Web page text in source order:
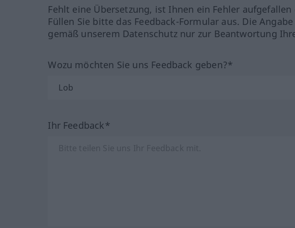
Fehlt eine Übersetzung, ist Ihnen ein Fehler
Füllen Sie bitte das Feedback-Formular aus. Die
gemäß unserem Datenschutz nur zur Beantwortung
Wozu möchten Sie uns Feedback geben?*
Ihr Feedback*